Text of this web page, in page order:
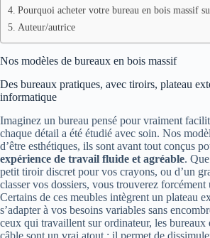
Pourquoi acheter votre bureau en bois massif
Auteur/autrice
Nos modèles de bureaux en bois massif
Des bureaux pratiques, avec tiroirs, plateau
informatique
Imaginez un bureau pensé pour vraiment
chaque détail a été étudié avec soin. Nos
d’être esthétiques, ils sont avant tout conçus
expérience de travail fluide et agréable.
petit tiroir discret pour vos crayons, ou d’un
classer vos dossiers, vous trouverez forcément
Certains de ces meubles intègrent un plateau
s’adapter à vos besoins variables sans
ceux qui travaillent sur ordinateur, les bureaux
câble sont un vrai atout : il permet de